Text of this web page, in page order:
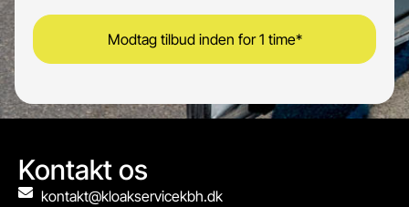
akut!
Kontakt os
kontakt@kloakservicekbh.dk